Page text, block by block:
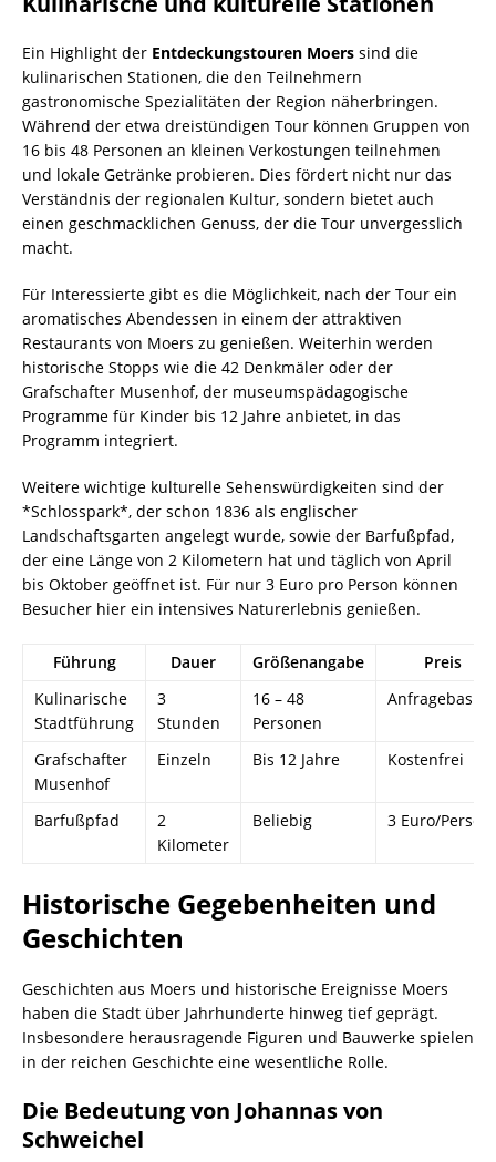
Ein Highlight der Entdeckungstouren Moers sind die
kulinarischen Stationen, die den Teilnehmern
gastronomische Spezialitäten der Region näherbringen.
Während der etwa dreistündigen Tour können Gruppen von
16 bis 48 Personen an kleinen Verkostungen teilnehmen
und lokale Getränke probieren. Dies fördert nicht nur das
Verständnis der regionalen Kultur, sondern bietet auch
einen geschmacklichen Genuss, der die Tour unvergesslich
macht.
Für Interessierte gibt es die Möglichkeit, nach der Tour ein
aromatisches Abendessen in einem der attraktiven
Restaurants von Moers zu genießen. Weiterhin werden
historische Stopps wie die 42 Denkmäler oder der
Grafschafter Musenhof, der museumspädagogische
Programme für Kinder bis 12 Jahre anbietet, in das
Programm integriert.
Weitere wichtige kulturelle Sehenswürdigkeiten sind der
*Schlosspark*, der schon 1836 als englischer
Landschaftsgarten angelegt wurde, sowie der Barfußpfad,
der eine Länge von 2 Kilometern hat und täglich von April
bis Oktober geöffnet ist. Für nur 3 Euro pro Person können
Besucher hier ein intensives Naturerlebnis genießen.
Führung Dauer Größenangabe
Preis
Kulinarische
Stadtführung
3
Stunden
16 – 48
Personen
Grafschafter
Musenhof
Einzeln Bis 12 Jahre Kostenfrei
Barfußpfad
2
Kilometer
Beliebig 3 Euro/Person
Historische Gegebenheiten und
Geschichten
Geschichten aus Moers und historische Ereignisse Moers
haben die Stadt über Jahrhunderte hinweg tief geprägt.
Insbesondere herausragende Figuren und Bauwerke spielen
in der reichen Geschichte eine wesentliche Rolle.
Die Bedeutung von Johannas von
Schweichel